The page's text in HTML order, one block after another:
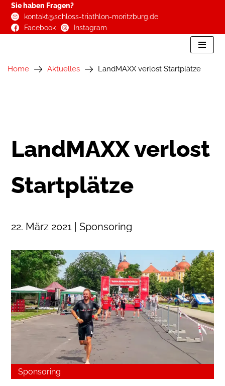
Zum
Sie haben Fragen?
kontakt@schloss-triathlon-moritzburg.de
Facebook
Instagram
Home Aktuelles LandMAXX verlost Startplätze
LandMAXX verlost
Startplätze
22. März 2021 | Sponsoring
Sponsoring